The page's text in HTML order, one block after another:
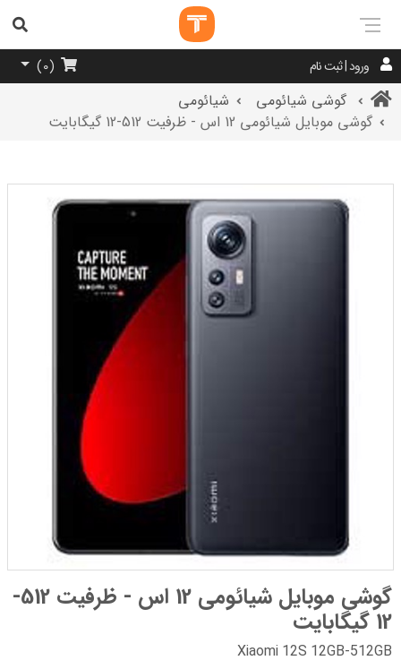
ورود | ثبت نام (
0
)
گوشی شیائومی
شیائومی
گوشی موبایل شیائومی 12 اس - ظرفیت 512-12 گیگابایت
گوشی موبایل شیائومی 12 اس - ظرفیت 512-
12 گیگابایت
Xiaomi 12S 12GB-512GB